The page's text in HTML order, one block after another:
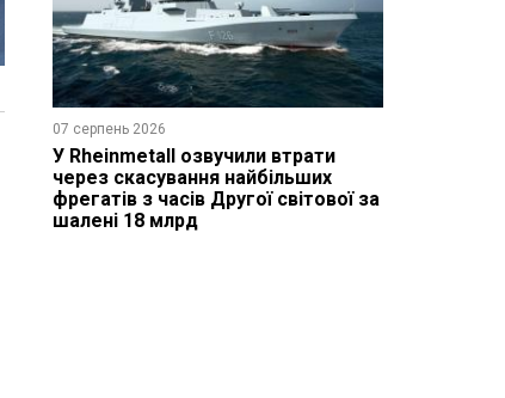
07 серпень 2026
У Rheinmetall озвучили втрати
через скасування найбільших
фрегатів з часів Другої світової за
шалені 18 млрд